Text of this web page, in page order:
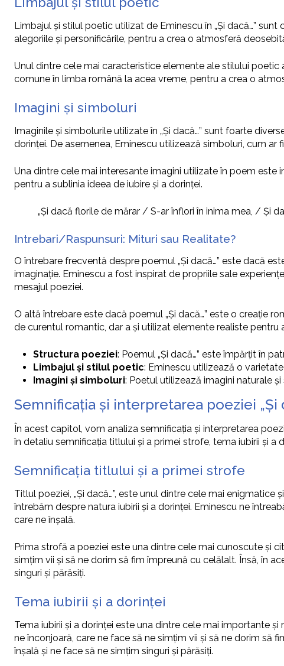
Limbajul și stilul poetic utilizat de Eminescu în „Și dacă…”
alegoriile și personificările, pentru a crea o atmosferă
Unul dintre cele mai caracteristice elemente ale stilului
comune în limba română la acea vreme, pentru a crea o
Imagini și simboluri
Imaginile și simbolurile utilizate în „Și dacă…” sunt foarte
dorinței. De asemenea, Eminescu utilizează simboluri, cum ar
Una dintre cele mai interesante imagini utilizate în poem este
pentru a sublinia ideea de iubire și a dorinței.
„Și dacă florile de mărar / S-ar înflori în inima mea, / Și
Intrebari/Raspunsuri: Mituri sau Realitate?
O întrebare frecventă despre poemul „Și dacă…” este dacă
imaginație. Eminescu a fost inspirat de propriile sale
mesajul poeziei.
O altă întrebare este dacă poemul „Și dacă…” este o creație
de curentul romantic, dar a și utilizat elemente realiste
Structura poeziei: Poemul „Și dacă…” este împărțit în
Limbajul și stilul poetic: Eminescu utilizează o
Imagini și simboluri: Poetul utilizează imagini naturale
Semnificația și interpretarea poeziei „Și
În acest capitol, vom analiza semnificația și interpretarea
în detaliu semnificația titlului și a primei strofe, tema iubirii și
Semnificația titlului și a primei strofe
Titlul poeziei, „Și dacă…”, este unul dintre cele mai
întrebăm despre natura iubirii și a dorinței. Eminescu ne
care ne înșală.
Prima strofă a poeziei este una dintre cele mai cunoscute și
simțim vii și să ne dorim să fim împreună cu celălalt. Însă, în
singuri și părăsiți.
Tema iubirii și a dorinței
Tema iubirii și a dorinței este una dintre cele mai importante
ne înconjoară, care ne face să ne simțim vii și să ne dorim să
înșală și ne face să ne simțim singuri și părăsiți.